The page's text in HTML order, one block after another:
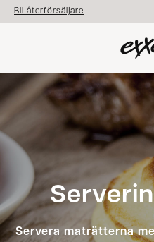
Bli återförsäljare
Servera maträtterna